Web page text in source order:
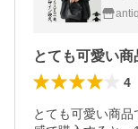
4
とても可愛い商